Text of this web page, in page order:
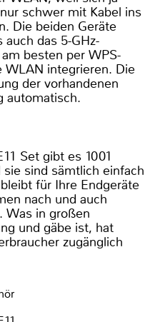
schwer mit Kabel ins
Die beiden Geräte
das 5-GHz-
besten per WPS-
WLAN integrieren. Die
der vorhandenen
automatisch.
Set gibt es 1001
sind sämtlich einfach
für Ihre Endgeräte
nach und auch
Was in großen
und gäbe ist, hat
zugänglich